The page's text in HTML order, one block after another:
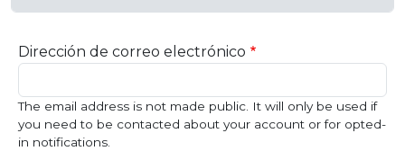
Dirección de correo electrónico
The email address is not made public. It will only be used if
you need to be contacted about your account or for opted-
in notifications.